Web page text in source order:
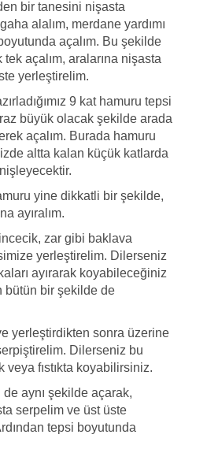
bir tanesini nişasta
alalım, merdane yardımı
açalım. Bu şekilde
açalım, aralarına nişasta
yerleştirelim.
9 kat hamuru tepsi
büyük olacak şekilde arada
açalım. Burada hamuru
altta kalan küçük katlarda
yine dikkatli bir şekilde,
ayıralım.
zar gibi baklava
yerleştirelim. Dilerseniz
ayırarak koyabileceğiniz
bütün bir şekilde de
yerleştirdikten sonra üzerine
Dilerseniz bu
veya fıstıkta koyabilirsiniz.
de aynı şekilde açarak,
serpelim ve üst üste
tepsi boyutunda